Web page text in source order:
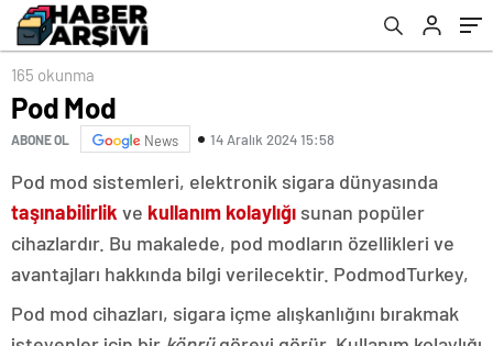
165 okunma
Pod Mod
ABONE OL News 14 Aralık 2024 15:58
Pod mod sistemleri, elektronik sigara dünyasında
taşınabilirlik ve kullanım kolaylığı sunan popüler
cihazlardır. Bu makalede, pod modların özellikleri ve
avantajları hakkında bilgi verilecektir. PodmodTurkey,
Pod mod cihazları, sigara içme alışkanlığını bırakmak